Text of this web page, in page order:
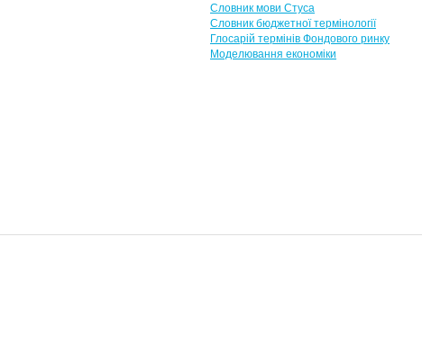
Словник мови Стуса
Словник бюджетної термінології
Глосарій термінів Фондового ринку
Моделювання економіки